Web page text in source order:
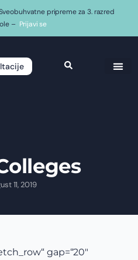
pripreme za 3. razred
– Prijavi se
11, 2019
gap=“20″